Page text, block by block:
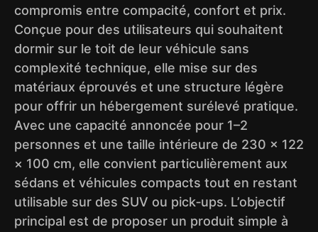
compromis entre compacité, confort et prix.
Conçue pour des utilisateurs qui souhaitent
dormir sur le toit de leur véhicule sans
complexité technique, elle mise sur des
matériaux éprouvés et une structure légère
pour offrir un hébergement surélevé pratique.
Avec une capacité annoncée pour 1–2
personnes et une taille intérieure de 230 × 122
× 100 cm, elle convient particulièrement aux
sédans et véhicules compacts tout en restant
utilisable sur des SUV ou pick‑ups. L’objectif
principal est de proposer un produit simple à